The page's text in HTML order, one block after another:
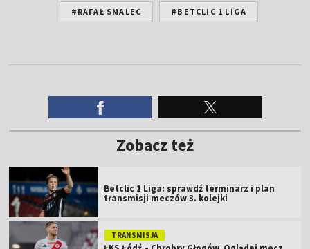
#RAFAŁ SMALEC #BETCLIC 1 LIGA
Zobacz też
Betclic 1 Liga: sprawdź terminarz i plan
transmisji meczów 3. kolejki
TRANSMISJA